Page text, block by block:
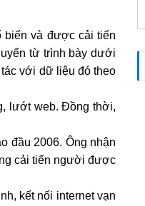
biến và được cải tiến
từ trình bày dưới
với dữ liệu đó theo
lướt web. Đồng thời,
đầu 2006. Ông nhận
cải tiến người được
kết nối internet vạn